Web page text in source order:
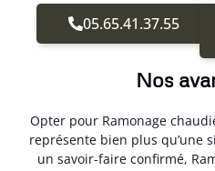
05.65.41.37.55
Nos
Opter pour Ramonage
représente bien plus qu’une
un savoir-faire confirmé,